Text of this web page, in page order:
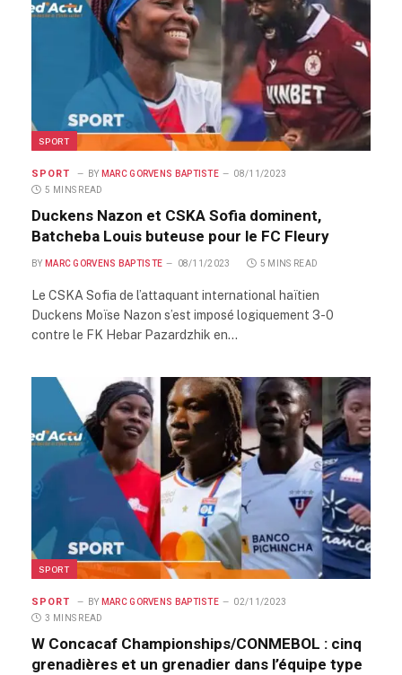
SPORT
SPORT BY MARC GORVENS BAPTISTE
08/11/2023
5 MINS READ
Duckens Nazon et CSKA Sofia dominent,
Batcheba Louis buteuse pour le FC Fleury
BY MARC GORVENS BAPTISTE 08/11/2023 5 MINS READ
Le CSKA Sofia de l’attaquant international haïtien
Duckens Moïse Nazon s’est imposé logiquement 3-0
contre le FK Hebar Pazardzhik en…
SPORT
SPORT BY MARC GORVENS BAPTISTE
02/11/2023
3 MINS READ
W Concacaf Championships/CONMEBOL : cinq
grenadières et un grenadier dans l’équipe type